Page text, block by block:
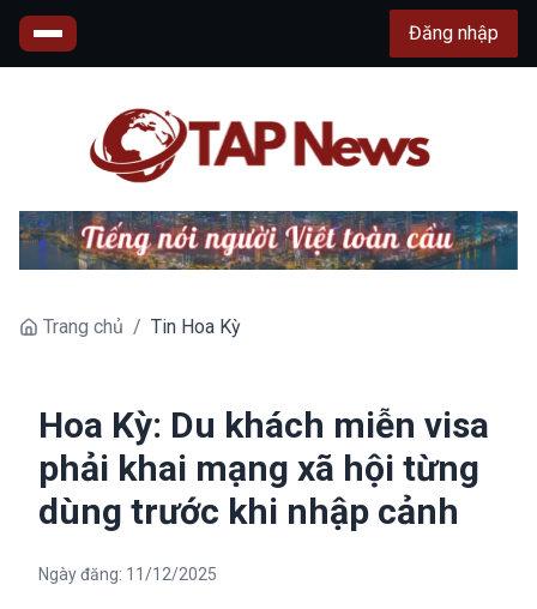
Đăng nhập
Trang chủ / Tin Hoa Kỳ
Hoa Kỳ: Du khách miễn visa
phải khai mạng xã hội từng
dùng trước khi nhập cảnh
Ngày đăng: 11/12/2025